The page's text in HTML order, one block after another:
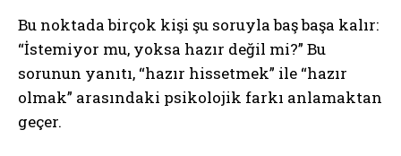
Bu noktada birçok kişi şu soruyla baş başa kalır:
“İstemiyor mu, yoksa hazır değil mi?” Bu
sorunun yanıtı, “hazır hissetmek” ile “hazır
olmak” arasındaki psikolojik farkı anlamaktan
geçer.